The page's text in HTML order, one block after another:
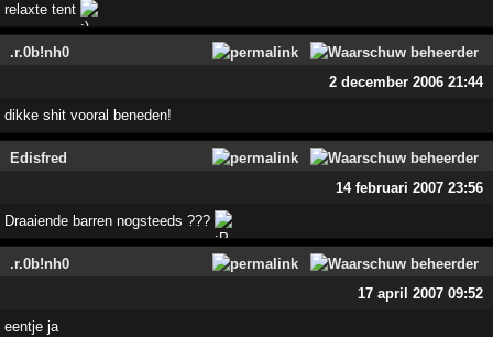
relaxte tent
.r.0b!nh0
2 december 2006 21:44
dikke shit vooral beneden!
Edisfred
14 februari 2007 23:56
Draaiende barren nogsteeds ???
.r.0b!nh0
17 april 2007 09:52
eentje ja